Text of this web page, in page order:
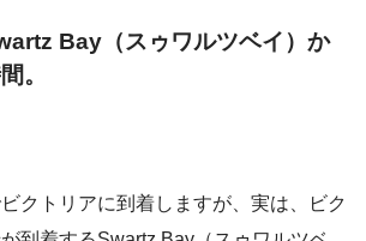
Bay（スゥワルツベイ）か
。
クトリアに到着しますが、実は、ビク